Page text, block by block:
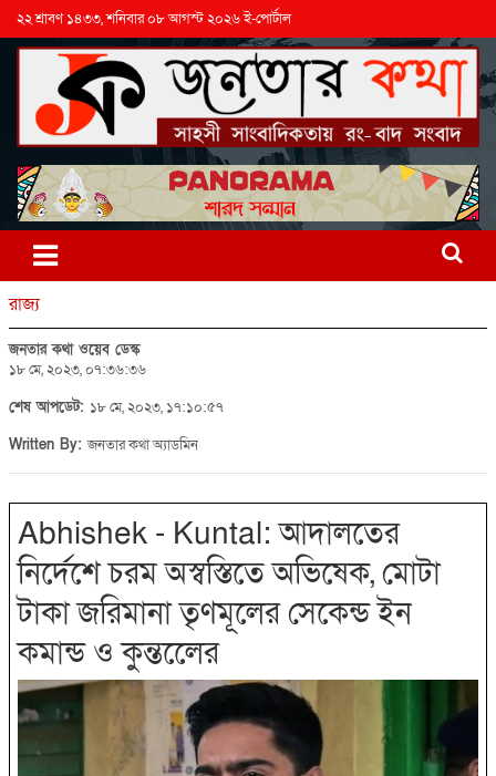
২২ শ্রাবণ ১৪৩৩, শনিবার ০৮ আগস্ট ২০২৬ ই-পোর্টাল
রাজ্য
জনতার কথা ওয়েব ডেস্ক
১৮ মে, ২০২৩, ০৭:৩৬:৩৬
শেষ আপডেট: ১৮ মে, ২০২৩, ১৭:১০:৫৭
Written By:জনতার কথা অ্যাডমিন
Abhishek - Kuntal: আদালতের
নির্দেশে চরম অস্বস্তিতে অভিষেক, মোটা
টাকা জরিমানা তৃণমূলের সেকেন্ড ইন
কমান্ড ও কুন্তলেের